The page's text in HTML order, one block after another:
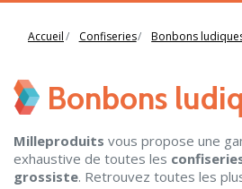
Accueil Confiseries Bonbons
Bonbons
Milleproduits vous propose une
exhaustive de toutes les
grossiste. Retrouvez toutes les